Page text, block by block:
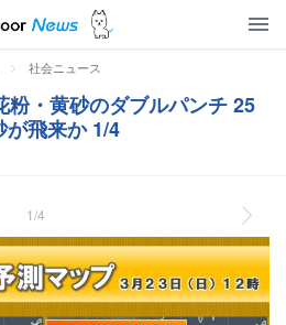
> 社会ニュース
粉・黄砂のダブルパンチ 25
が飛来か 1/4
1/4